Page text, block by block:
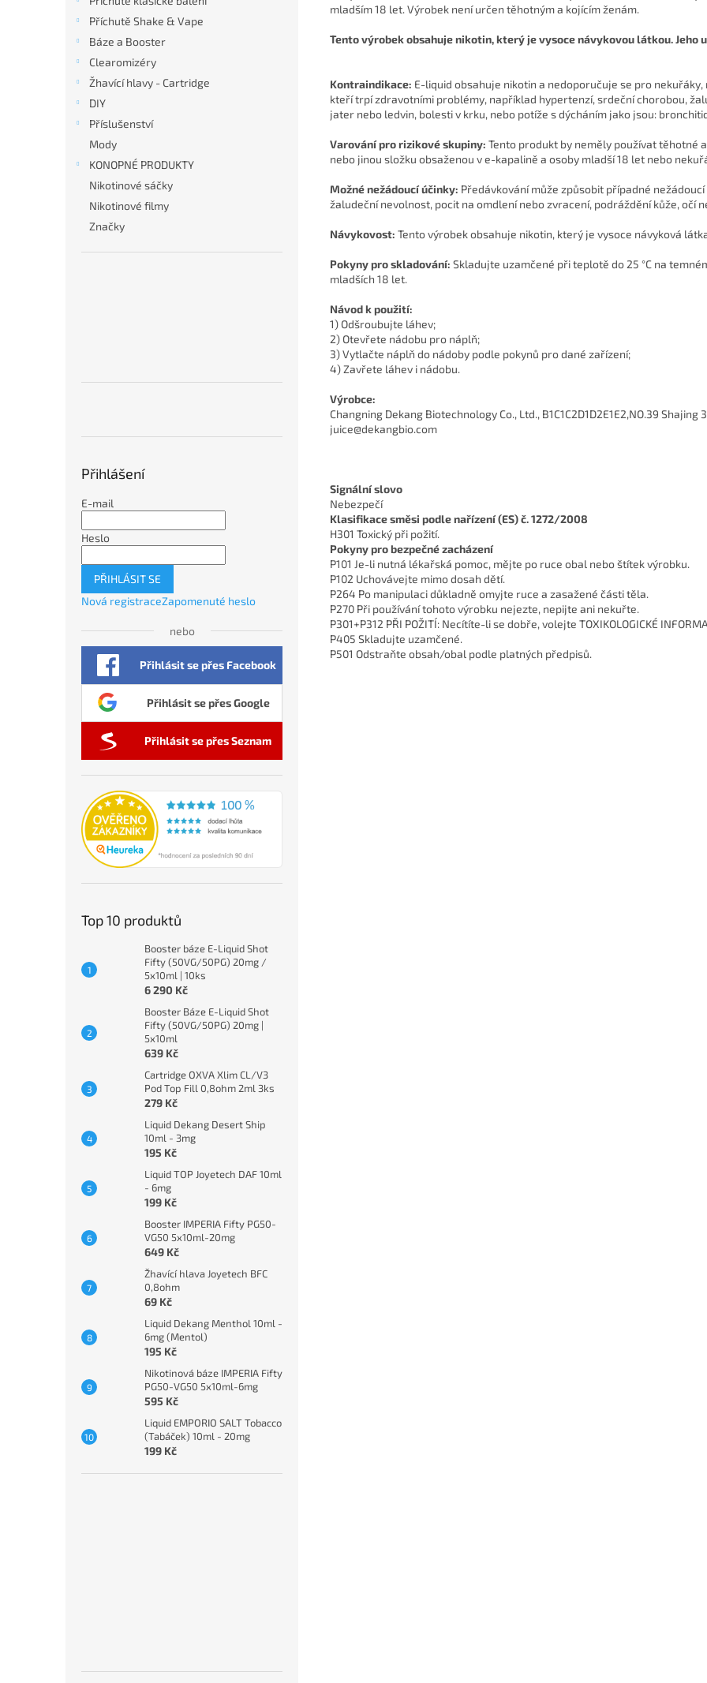
Příchutě Shake & Vape
Báze a Booster
Clearomizéry
Žhavící hlavy - Cartridge
DIY
Příslušenství
Mody
KONOPNÉ PRODUKTY
Nikotinové sáčky
Nikotinové filmy
Značky
Přihlášení
E-mail
Heslo
PŘIHLÁSIT SE
Nová registraceZapomenuté heslo
nebo
Přihlásit se přes Facebook
Přihlásit se přes Google
Přihlásit se přes Seznam
Top 10 produktů
Booster báze E-Liquid Shot
Fifty (50VG/50PG) 20mg /
5x10ml | 10ks
6 290 Kč
Booster Báze E-Liquid Shot
Fifty (50VG/50PG) 20mg |
5x10ml
639 Kč
Cartridge OXVA Xlim CL/V3
Pod Top Fill 0,8ohm 2ml 3ks
279 Kč
Liquid Dekang Desert Ship
10ml - 3mg
195 Kč
Liquid TOP Joyetech DAF 10ml
- 6mg
199 Kč
Booster IMPERIA Fifty PG50-
VG50 5x10ml-20mg
649 Kč
Žhavící hlava Joyetech BFC
0,8ohm
69 Kč
Liquid Dekang Menthol 10ml -
6mg (Mentol)
195 Kč
Nikotinová báze IMPERIA Fifty
PG50-VG50 5x10ml-6mg
595 Kč
Liquid EMPORIO SALT Tobacco
(Tabáček) 10ml - 20mg
199 Kč
mladším 18 let. Výrobek není určen těhotným a kojícím ženám.
Tento výrobek obsahuje nikotin, který je vysoce návykovou látkou. Jeho
Kontraindikace: E-liquid obsahuje nikotin a nedoporučuje se pro
kteří trpí zdravotními problémy, například hypertenzí, srdeční chorobou,
jater nebo ledvin, bolesti v krku, nebo potíže s dýcháním jako jsou:
Varování pro rizikové skupiny: Tento produkt by neměly používat těhotné
nebo jinou složku obsaženou v e-kapalině a osoby mladší 18 let nebo
Možné nežádoucí účinky: Předávkování může způsobit případné
žaludeční nevolnost, pocit na omdlení nebo zvracení, podráždění kůže, očí
Návykovost: Tento výrobek obsahuje nikotin, který je vysoce návyková
Pokyny pro skladování: Skladujte uzamčené při teplotě do 25 °C na
mladších 18 let.
Návod k použití:
1) Odšroubujte láhev;
2) Otevřete nádobu pro náplň;
3) Vytlačte náplň do nádoby podle pokynů pro dané zařízení;
4) Zavřete láhev i nádobu.
Výrobce:
Changning Dekang Biotechnology Co., Ltd., B1C1C2D1D2E1E2,NO.39
juice@dekangbio.com
Signální slovo
Nebezpečí
Klasifikace směsi podle nařízení (ES) č. 1272/2008
H301 Toxický při požití.
Pokyny pro bezpečné zacházení
P101 Je-li nutná lékařská pomoc, mějte po ruce obal nebo štítek výrobku.
P102 Uchovávejte mimo dosah dětí.
P264 Po manipulaci důkladně omyjte ruce a zasažené části těla.
P270 Při používání tohoto výrobku nejezte, nepijte ani nekuřte.
P301+P312 PŘI POŽITÍ: Necítíte-li se dobře, volejte TOXIKOLOGICKÉ
P405 Skladujte uzamčené.
P501 Odstraňte obsah/obal podle platných předpisů.